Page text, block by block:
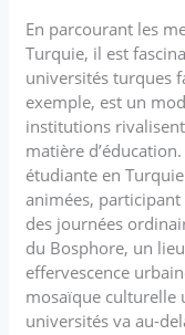
En parcourant les
Turquie, il est
universités turques
exemple, est un
institutions
matière
étudiante en
animées,
des journées
du Bosphore, un
effervescence
mosaïque culturelle
universités va au-